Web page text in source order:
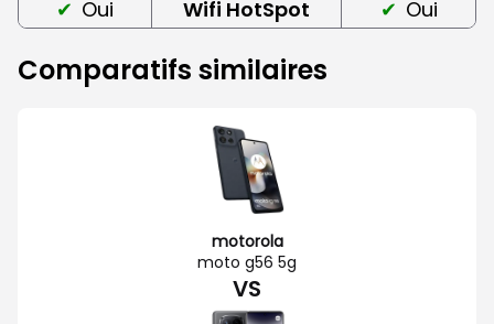
Oui
Wifi HotSpot Oui
Comparatifs similaires
motorola
moto g56 5g
VS